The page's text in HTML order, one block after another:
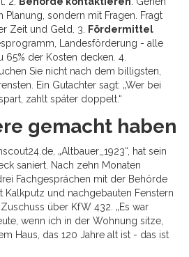
Planung, sondern mit Fragen. Fragt
Zeit und Geld. 3.
Fördermittel
Landesförderung - alle
der Kosten decken. 4.
Sie nicht nach dem billigsten,
Ein Gutachter sagt: „Wer bei
zahlt später doppelt.“
gemacht haben
„Altbauer_1923“, hat sein
saniert. Nach zehn Monaten
Fachgesprächen mit der Behörde
Kalkputz und nachgebauten Fenstern
über KfW 432. „Es war
wenn ich in der Wohnung sitze,
Haus, das 120 Jahre alt ist - das ist